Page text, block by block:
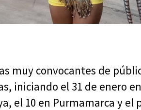
muy convocantes de
iniciando el 31 de enero
el 10 en Purmamarca y el